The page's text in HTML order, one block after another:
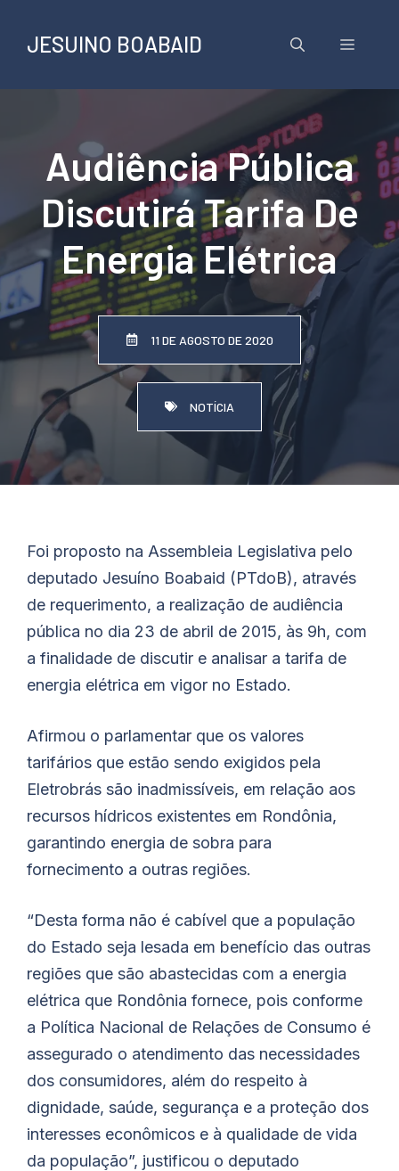
conteúdo
JESUINO BOABAID Menu
Audiência Pública
Discutirá Tarifa De
Energia Elétrica
11 DE AGOSTO DE 2020
NOTÍCIA
Foi proposto na Assembleia Legislativa pelo
deputado Jesuíno Boabaid (PTdoB), através
de requerimento, a realização de audiência
pública no dia 23 de abril de 2015, às 9h, com
a finalidade de discutir e analisar a tarifa de
energia elétrica em vigor no Estado.
Afirmou o parlamentar que os valores
tarifários que estão sendo exigidos pela
Eletrobrás são inadmissíveis, em relação aos
recursos hídricos existentes em Rondônia,
garantindo energia de sobra para
fornecimento a outras regiões.
“Desta forma não é cabível que a população
do Estado seja lesada em benefício das outras
regiões que são abastecidas com a energia
elétrica que Rondônia fornece, pois conforme
a Política Nacional de Relações de Consumo é
assegurado o atendimento das necessidades
dos consumidores, além do respeito à
dignidade, saúde, segurança e a proteção dos
interesses econômicos e à qualidade de vida
da população”, justificou o deputado